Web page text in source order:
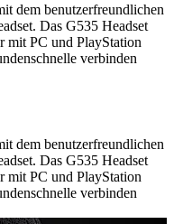
dem benutzerfreundlichen
Das G535 Headset
mit PC und PlayStation
verbinden
dem benutzerfreundlichen
Das G535 Headset
mit PC und PlayStation
verbinden